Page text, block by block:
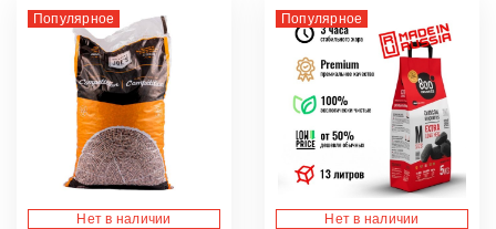
Популярное
Нет в наличии
Популярное
Нет в наличии